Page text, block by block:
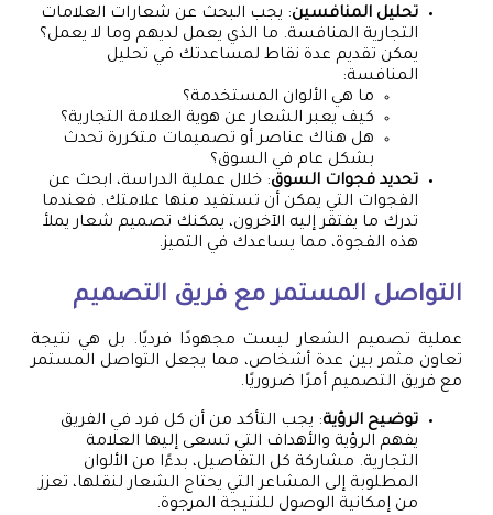
تحليل المنافسين: يجب البحث عن شعارات العلامات
التجارية المنافسة. ما الذي يعمل لديهم وما لا يعمل؟
يمكن تقديم عدة نقاط لمساعدتك في تحليل
المنافسة:
ما هي الألوان المستخدمة؟
كيف يعبر الشعار عن هوية العلامة التجارية؟
هل هناك عناصر أو تصميمات متكررة تحدث
بشكل عام في السوق؟
تحديد فجوات السوق: خلال عملية الدراسة، ابحث عن
الفجوات التي يمكن أن تستفيد منها علامتك. فعندما
تدرك ما يفتقر إليه الآخرون، يمكنك تصميم شعار يملأ
هذه الفجوة، مما يساعدك في التميز.
التواصل المستمر مع فريق التصميم
عملية تصميم الشعار ليست مجهودًا فرديًا. بل هي نتيجة
تعاون مثمر بين عدة أشخاص، مما يجعل التواصل المستمر
مع فريق التصميم أمرًا ضروريًا.
توضيح الرؤية: يجب التأكد من أن كل فرد في الفريق
يفهم الرؤية والأهداف التي تسعى إليها العلامة
التجارية. مشاركة كل التفاصيل، بدءًا من الألوان
المطلوبة إلى المشاعر التي يحتاج الشعار لنقلها، تعزز
من إمكانية الوصول للنتيجة المرجوة.